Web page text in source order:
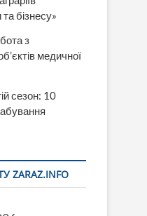
бізнесу»
з
медичної
сезон: 10
ZARAZ.INFO